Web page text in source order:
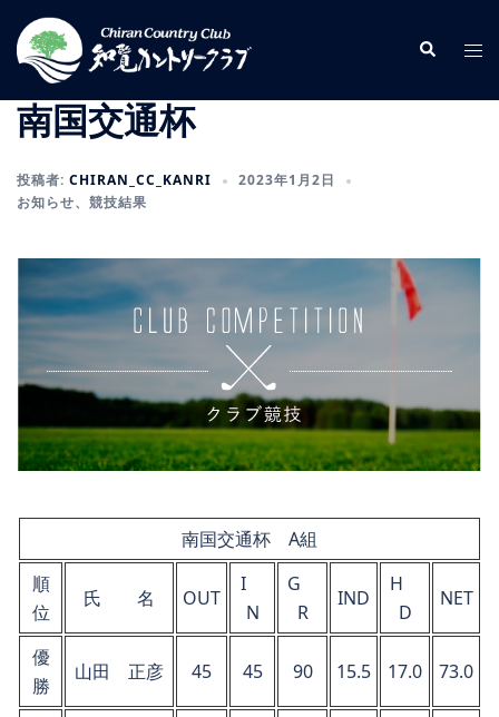
ン
検
索
ト
ル
南国交通杯
投稿者: CHIRAN_CC_KANRI
2023年1月2日
お知らせ、 競技結果
南国交通杯 A組
順
位
氏 名 OUT
I
N
G
R
IND
H
D
NET
優
勝
山田 正彦 45 45 90 15.5 17.0 73.0